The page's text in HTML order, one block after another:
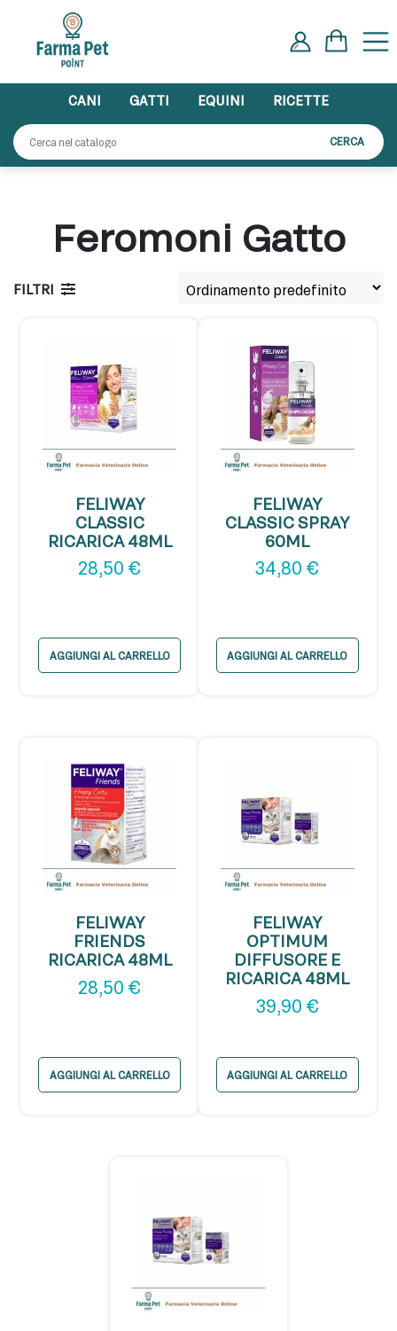
content
CANI GATTI EQUINI
RICETTE
CERCA
Feromoni Gatto
FILTRI
FELIWAY
CLASSIC
RICARICA 48ML
28,50 €
AGGIUNGI AL CARRELLO
FELIWAY
CLASSIC SPRAY
60ML
34,80 €
AGGIUNGI AL CARRELLO
FELIWAY
FRIENDS
RICARICA 48ML
28,50 €
AGGIUNGI AL CARRELLO
FELIWAY
OPTIMUM
DIFFUSORE E
RICARICA 48ML
39,90 €
AGGIUNGI AL CARRELLO